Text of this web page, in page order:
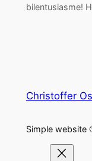
bilentusiasme!
Christoffer
Simple website